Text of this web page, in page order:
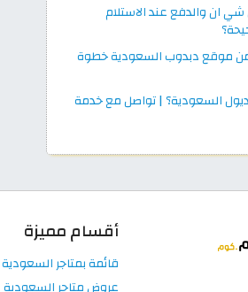
ان والدفع عند الاستلام
موقع دبدوب السعودية خطوة
السعودية؟ | تواصل مع خدمة
أقسام مميزة
قائمة بمتاجر السعودية
عروض متاجر السعودية